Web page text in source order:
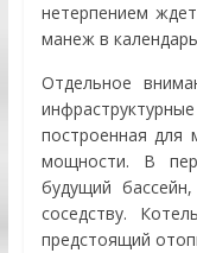
нетерпением
манеж в
Отдельное
построенная для
мощности. В
будущий
соседству.
предстоящий